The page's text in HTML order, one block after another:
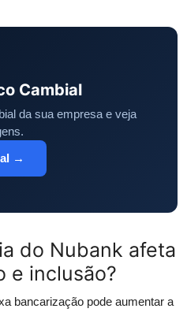
Cambial
da sua empresa e veja
→
do Nubank afeta
e inclusão?
bancarização pode aumentar a